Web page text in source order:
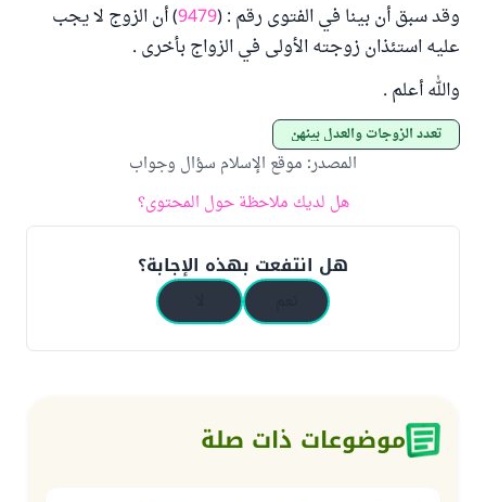
وقد سبق أن بينا في الفتوى رقم : (9479) أن الزوج لا يجب
عليه استئذان زوجته الأولى في الزواج بأخرى .
والله أعلم .
تعدد الزوجات والعدل بينهن
المصدر: موقع الإسلام سؤال وجواب
هل لديك ملاحظة حول المحتوى؟
هل انتفعت بهذه الإجابة؟
موضوعات ذات صلة